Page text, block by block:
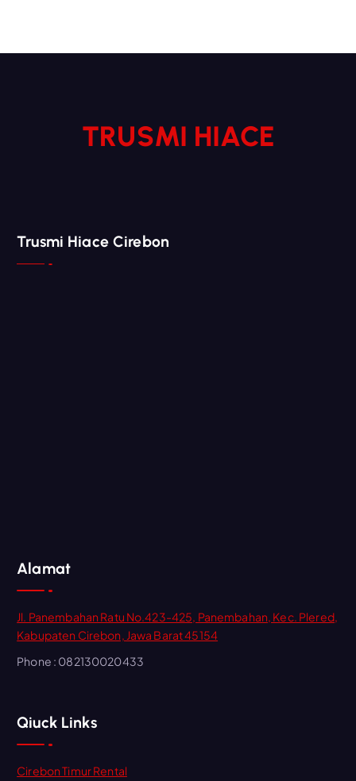
TRUSMI HIACE
Trusmi Hiace Cirebon
Alamat
Jl. Panembahan Ratu No.423-425, Panembahan, Kec. Plered,
Kabupaten Cirebon, Jawa Barat 45154
Phone : 082130020433
Qiuck Links
Cirebon Timur Rental